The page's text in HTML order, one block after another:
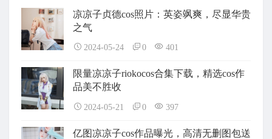
凉凉子贞德cos照片：英姿飒爽，尽显华贵
之气
2024-05-24 0 401
限量凉凉子riokocos合集下载，精选cos作
品美不胜收
2024-05-21 0 397
亿图凉凉子cos作品曝光，高清无删图包送